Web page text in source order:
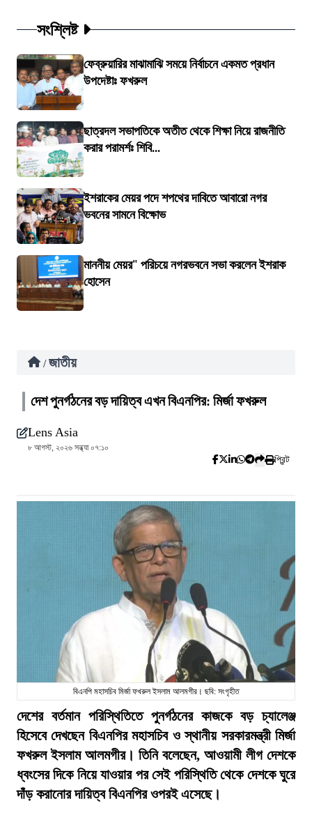
সংশ্লিষ্ট
ফেব্রুয়ারির মাঝামাঝি সময়ে নির্বাচনে একমত প্রধান
উপদেষ্টাঃ ফখরুল
ছাত্রদল সভাপতিকে অতীত থেকে শিক্ষা নিয়ে রাজনীতি
করার পরামর্শঃ শিবি...
ইশরাকের মেয়র পদে শপথের দাবিতে আবারো নগর
ভবনের সামনে বিক্ষোভ
মাননীয় মেয়র" পরিচয়ে নগরভবনে সভা করলেন ইশরাক
হোসেন
/ জাতীয়
দেশ পুনর্গঠনের বড় দায়িত্ব এখন বিএনপির: মির্জা ফখরুল
Lens Asia
৮ আগস্ট, ২০২৬ সন্ধ্যা ০৭:১০
প্রিন্ট
বিএনপি মহাসচিব মির্জা ফখরুল ইসলাম আলমগীর। ছবি: সংগৃহীত
দেশের বর্তমান পরিস্থিতিতে পুনর্গঠনের কাজকে বড় চ্যালেঞ্জ
হিসেবে দেখছেন বিএনপির মহাসচিব ও স্থানীয় সরকারমন্ত্রী মির্জা
ফখরুল ইসলাম আলমগীর। তিনি বলেছেন, আওয়ামী লীগ দেশকে
ধ্বংসের দিকে নিয়ে যাওয়ার পর সেই পরিস্থিতি থেকে দেশকে ঘুরে
দাঁড় করানোর দায়িত্ব বিএনপির ওপরই এসেছে।